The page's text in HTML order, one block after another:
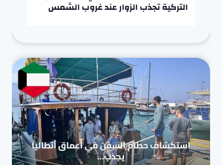
التركية تجذب الزوار عند غروب الشمس